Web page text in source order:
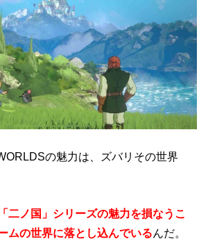
の魅力は、ズバリその世界
二ノ国」シリーズの魅力を損なうこ
ムの世界に落とし込んでいるんだ。